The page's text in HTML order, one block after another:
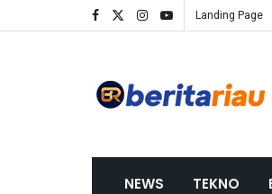
Landing Page
NEWS TEKNO